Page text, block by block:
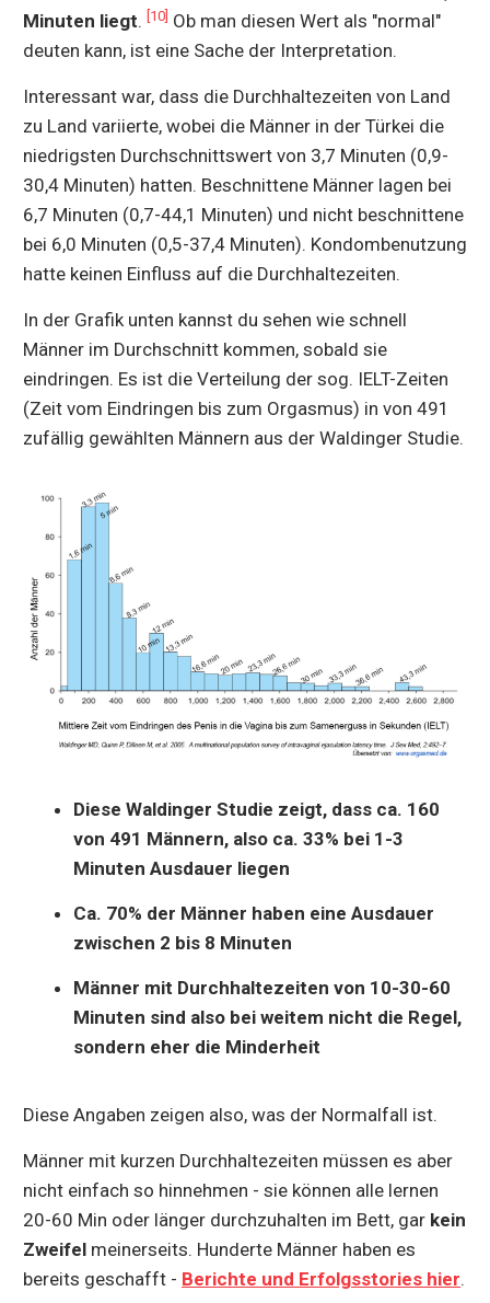
Minuten liegt. [10] Ob man diesen Wert als "normal"
deuten kann, ist eine Sache der Interpretation.
Interessant war, dass die Durchhaltezeiten von Land
zu Land variierte, wobei die Männer in der Türkei die
niedrigsten Durchschnittswert von 3,7 Minuten (0,9-
30,4 Minuten) hatten. Beschnittene Männer lagen bei
6,7 Minuten (0,7-44,1 Minuten) und nicht beschnittene
bei 6,0 Minuten (0,5-37,4 Minuten). Kondombenutzung
hatte keinen Einfluss auf die Durchhaltezeiten.
In der Grafik unten kannst du sehen wie schnell
Männer im Durchschnitt kommen, sobald sie
eindringen. Es ist die Verteilung der sog. IELT-Zeiten
(Zeit vom Eindringen bis zum Orgasmus) in von 491
zufällig gewählten Männern aus der Waldinger Studie.
Diese Waldinger Studie zeigt, dass ca. 160
von 491 Männern, also ca. 33% bei 1-3
Minuten Ausdauer liegen
Ca. 70% der Männer haben eine Ausdauer
zwischen 2 bis 8 Minuten
Männer mit Durchhaltezeiten von 10-30-60
Minuten sind also bei weitem nicht die Regel,
sondern eher die Minderheit
Diese Angaben zeigen also, was der Normalfall ist.
Männer mit kurzen Durchhaltezeiten müssen es aber
nicht einfach so hinnehmen - sie können alle lernen
20-60 Min oder länger durchzuhalten im Bett, gar kein
Zweifel meinerseits. Hunderte Männer haben es
bereits geschafft - Berichte und Erfolgsstories hier.